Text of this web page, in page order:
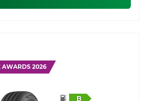
AWARDS 2026
B